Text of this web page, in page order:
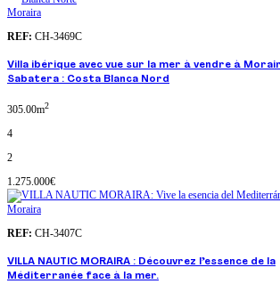
Moraira
REF: CH-3469C
Villa ibérique avec vue sur la mer à vendre à
Sabatera : Costa Blanca Nord
305.00m2
4
2
1.275.000€
Moraira
REF: CH-3407C
VILLA NAUTIC MORAIRA : Découvrez l’essence de la
Méditerranée face à la mer.